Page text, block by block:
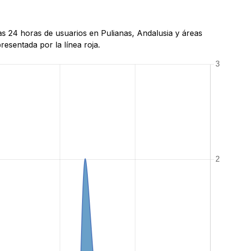
24 horas de usuarios en Pulianas, Andalusia y áreas
por la línea roja.